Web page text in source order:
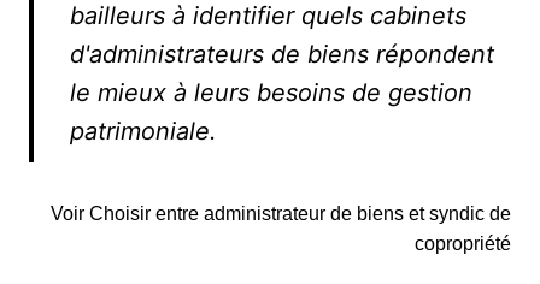
bailleurs à identifier quels cabinets
d'administrateurs de biens répondent
le mieux à leurs besoins de gestion
patrimoniale.
Voir Choisir entre administrateur de biens et syndic de
copropriété